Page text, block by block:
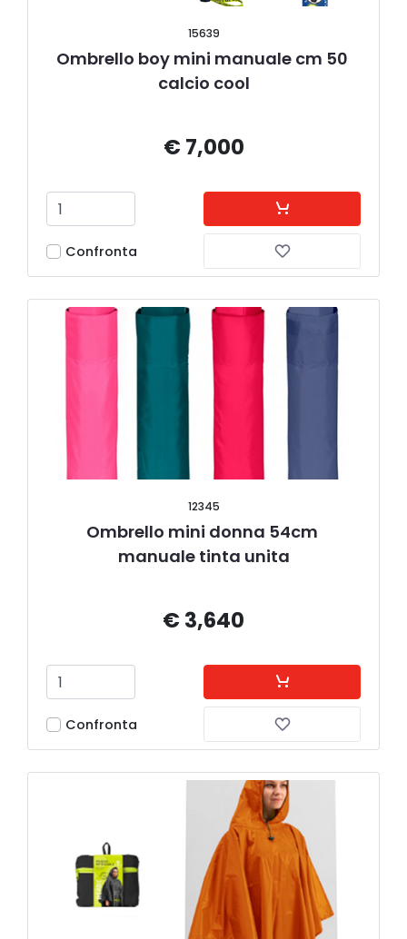
15639
Ombrello boy mini manuale cm 50
calcio cool
€ 7,000
Confronta
12345
Ombrello mini donna 54cm
manuale tinta unita
€ 3,640
Confronta